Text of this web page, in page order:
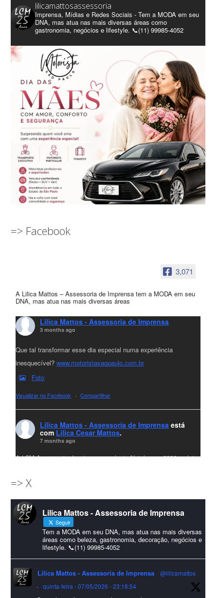
lilicamattosassessoria
Imprensa, Mídias e Redes Sociais - Tem a MODA em seu
DNA, mas atua nas mais diversas áreas como
gastronomia, negócios e lifestyle. 📞(11) 99985-4052
=> Facebook
3,071
A Lilica Mattos – Assessoria de Imprensa tem a MODA em seu
DNA, mas atua nas mais diversas áreas
Lilica Mattos - Assessoria de Imprensa
3 months ago
Que tal transformar esse dia especial numa experiência
inesquecível?www.motoristasaopaulo.com.br
Foto
Visualizar no Facebook · Compartilhar
Lilica Mattos - Assessoria de Imprensa está
com Lilica Cesar Mattos.
7 months ago
A LCM Assessoria deseja um excelente Natal e um 2026 repleto
amigos que sempre nos acompanham!🎄✨🥂❤️
#lcmassessoriassessoria#natal #merrychristmas #felizanonovo
#HappyNewYear
Foto
Visualizar no Facebook · Compartilhar
Lilica Mattos - Assessoria de Imprensa
9 months ago
=> X
Lilica Mattos - Assessoria de Imprensa
Seguir
Tem a MODA em seu DNA, mas atua nas mais diversas
áreas como beleza, gastronomia, decoração, negócios e
lifestyle. 📞(11) 99985-4052
Lilica Mattos - Assessoria de Imprensa
@lilicamattos
·
quinta-feira - 07/05/2026 - 23:18:54